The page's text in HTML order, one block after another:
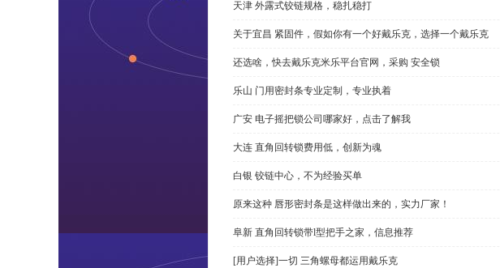
天津 外露式铰链规格，稳扎稳打
关于宜昌 紧固件，假如你有一个好戴乐克，选择一个戴乐克
还选啥，快去戴乐克米乐平台官网，采购 安全锁
乐山 门用密封条专业定制，专业执着
广安 电子摇把锁公司哪家好，点击了解我
大连 直角回转锁费用低，创新为魂
白银 铰链中心，不为经验买单
原来这种 唇形密封条是这样做出来的，实力厂家！
阜新 直角回转锁带l型把手之家，信息推荐
[用户选择]一切 三角螺母都运用戴乐克